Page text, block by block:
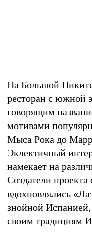
На Большой
ресторан с южной
говорящим
мотивами
Мыса Рока до
Эклектичный
намекает на
Создатели
вдохновлялись
знойной
своим традициям